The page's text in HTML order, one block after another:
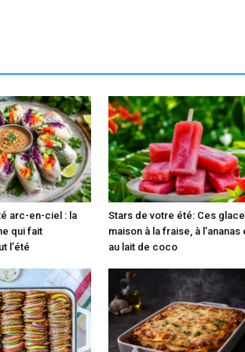
arc-en-ciel : la
qui fait
l’été
Stars de votre été: Ces
maison à la fraise, à l’ananas
au lait de coco